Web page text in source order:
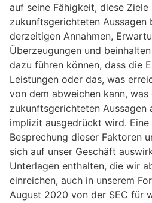
auf seine Fähigkeit, diese
zukunftsgerichteten Aussagen
derzeitigen Annahmen,
Überzeugungen und
dazu führen können, dass die
Leistungen oder das, was
von dem abweichen kann, was
zukunftsgerichteten Aussagen
implizit ausgedrückt wird. Eine
Besprechung dieser Faktoren
sich auf unser Geschäft
Unterlagen enthalten, die wir
einreichen, auch in unserem
August 2020 von der SEC für